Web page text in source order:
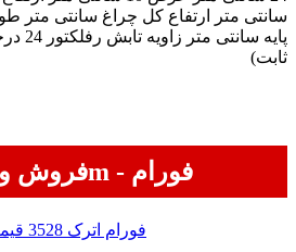
سانتی متر ارتفاع کل چراغ سانتی متر
پایه
ثابت)
فروش ویژه ریسه های 4m - فورام